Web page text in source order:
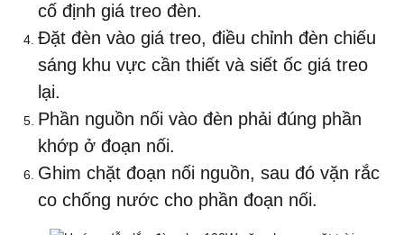
cố định giá treo đèn.
Đặt đèn vào giá treo, điều chỉnh đèn chiếu
sáng khu vực cần thiết và siết ốc giá treo
lại.
Phần nguồn nối vào đèn phải đúng phần
khớp ở đoạn nối.
Ghim chặt đoạn nối nguồn, sau đó vặn rắc
co chống nước cho phần đoạn nối.